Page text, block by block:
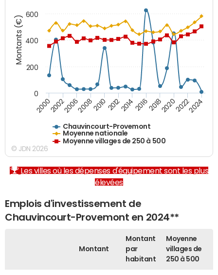
Montants (€)
Chauvincourt-Provemont
Moyenne nationale
Moyenne villages de 250 à 500
20002002200620082010 2012201420162018202020222024
0
200
400
600
© JDN 2026
Les villes où les dépenses d'équipement sont les plus
élevées
Emplois d'investissement de
Chauvincourt-Provemont en 2024**
Montant
Montant
par
habitant
Moyenne
villages de
250 à 500